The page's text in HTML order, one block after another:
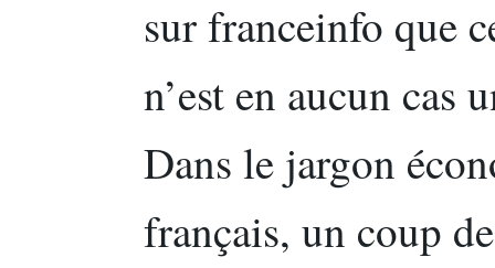
sur franceinfo que
n’est en aucun cas
Dans le jargon
français, un coup